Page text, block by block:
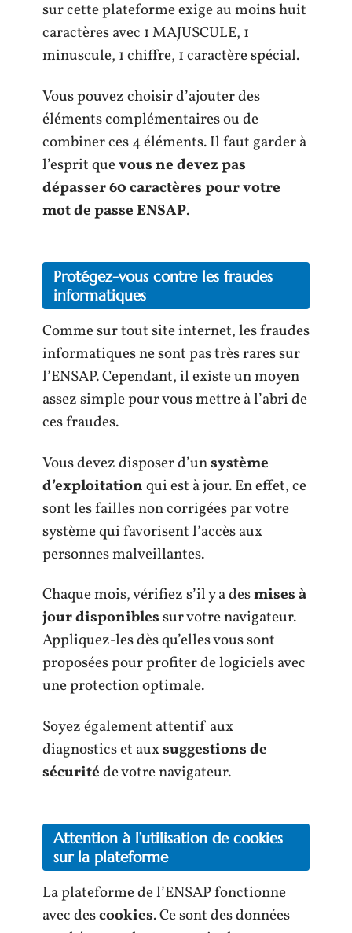
sur cette plateforme exige au moins huit
caractères avec 1 MAJUSCULE, 1
minuscule, 1 chiffre, 1 caractère spécial.
Vous pouvez choisir d’ajouter des
éléments complémentaires ou de
combiner ces 4 éléments. Il faut garder à
l’esprit quevous ne devez pas
dépasser 60 caractères pour votre
mot de passe ENSAP.
Protégez-vous contre les fraudes
informatiques
Comme sur tout site internet, les fraudes
informatiques ne sont pas très rares sur
l’ENSAP. Cependant, il existe un moyen
assez simple pour vous mettre à l’abri de
ces fraudes.
Vous devez disposer d’unsystème
d’exploitationqui est à jour. En effet, ce
sont les failles non corrigées par votre
système qui favorisent l’accès aux
personnes malveillantes.
Chaque mois, vérifiez s’il y a desmises à
jour disponiblessur votre navigateur.
Appliquez-les dès qu’elles vous sont
proposées pour profiter de logiciels avec
une protection optimale.
Soyez également attentif aux
diagnostics et auxsuggestions de
sécuritéde votre navigateur.
Attention à l’utilisation de cookies
sur la plateforme
La plateforme de l’ENSAP fonctionne
avec descookies. Ce sont des données